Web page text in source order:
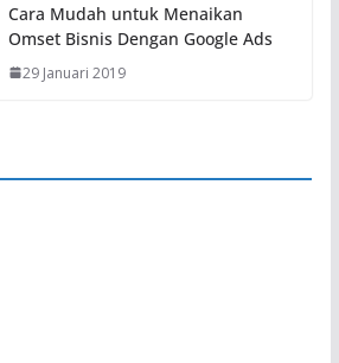
Cara Mudah untuk Menaikan
Omset Bisnis Dengan Google Ads
29 Januari 2019